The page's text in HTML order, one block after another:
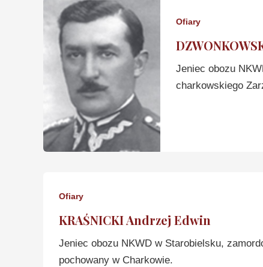
Ofiary
Jeniec obozu
charkowskiego
Ofiary
KRAŚNICKI Andrzej Edwin
Jeniec obozu NKWD w Starobielsku,
pochowany w Charkowie.